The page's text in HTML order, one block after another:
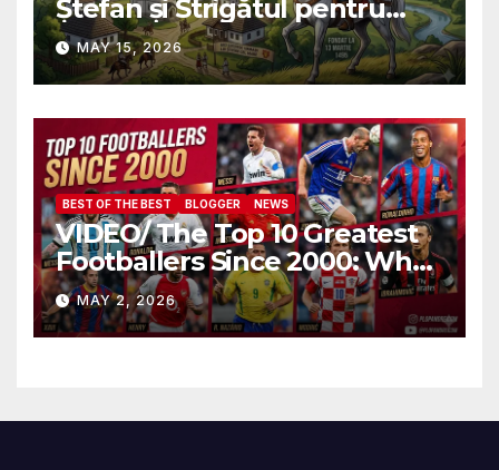
Ștefan și Strigătul pentru
Demnitate în Fața
Amalgamării
MAY 15, 2026
BEST OF THE BEST BLOGGER NEWS
VIDEO/ The Top 10 Greatest
Footballers Since 2000: Who
Is Number One
MAY 2, 2026